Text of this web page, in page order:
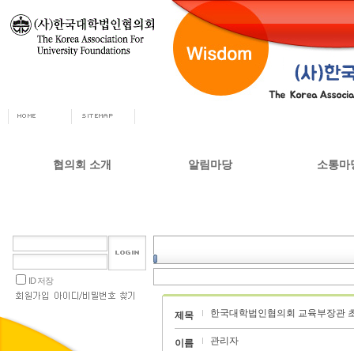
협의회 소개
설립목적 및 주요사업
협의회 정관
알림마당
교육부 주요정책
소통마
ID 저장
제목 한국대학법인협의회 교육부장관
이름 관리자